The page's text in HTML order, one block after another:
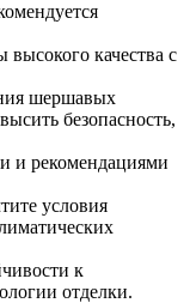
высокого качества с
шершавых
безопасность,
и рекомендациями
условия
к
отделки.